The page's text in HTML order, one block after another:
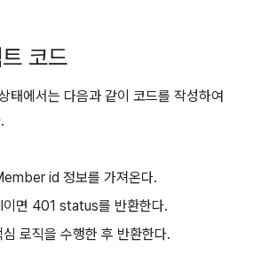
코드
태에서는 다음과 같이 코드를 작성하여
id 정보를 가져온다.
이면 401 status를 반환한다.
로직을 수행한 후 반환한다.